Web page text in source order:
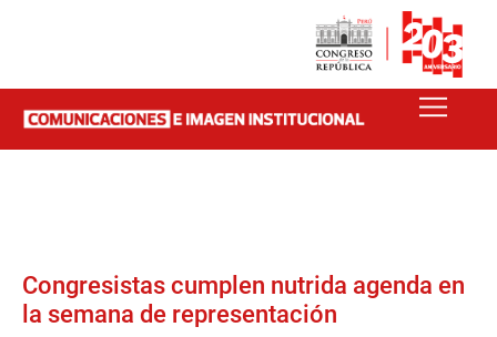
Congresistas cumplen nutrida agenda en
la semana de representación